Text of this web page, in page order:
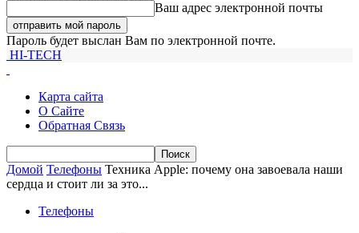
Ваш адрес электронной почты
Пароль будет выслан Вам по электронной почте.
HI-TECH
Карта сайта
О Сайте
Обратная Связь
Домой Телефоны Техника Apple: почему она завоевала наши
сердца и стоит ли за это...
Телефоны